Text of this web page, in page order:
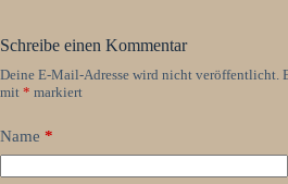
Schreibe einen Kommentar
Deine E-Mail-Adresse wird nicht veröffentlicht.
mit * markiert
Name *